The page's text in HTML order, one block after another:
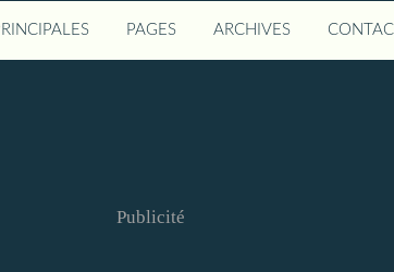
PAGES ARCHIVES
Publicité